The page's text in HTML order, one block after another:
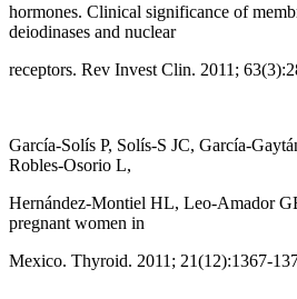
hormones. Clinical significance of
deiodinases and nuclear
receptors. Rev Invest Clin. 2011;
García-Solís P, Solís-S JC, García-
Robles-Osorio L,
Hernández-Montiel HL, Leo-Amador
pregnant women in
Mexico. Thyroid. 2011; 21(12):1367-